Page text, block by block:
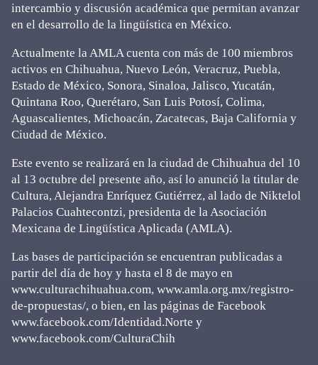
intercambio y discusión académica que permitan avanzar
en el desarrollo de la lingüística en México.
Actualmente la AMLA cuenta con más de 100 miembros
activos en Chihuahua, Nuevo León, Veracruz, Puebla,
Estado de México, Sonora, Sinaloa, Jalisco, Yucatán,
Quintana Roo, Querétaro, San Luis Potosí, Colima,
Aguascalientes, Michoacán, Zacatecas, Baja California y
Ciudad de México.
Este evento se realizará en la ciudad de Chihuahua del 10
al 13 octubre del presente año, así lo anunció la titular de
Cultura, Alejandra Enríquez Gutiérrez, al lado de Niktelol
Palacios Cuahtecontzi, presidenta de la Asociación
Mexicana de Lingüística Aplicada (AMLA).
Las bases de participación se encuentran publicadas a
partir del día de hoy y hasta el 8 de mayo en
www.culturachihuahua.com, www.amla.org.mx/registro-
de-propuestas/, o bien, en las páginas de Facebook
www.facebook.com/Identidad.Norte y
www.facebook.com/CulturaChih